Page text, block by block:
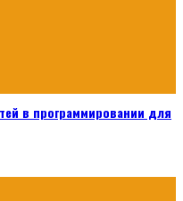
в программировании для